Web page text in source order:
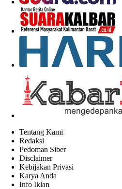
Tentang Kami
Redaksi
Pedoman Siber
Disclaimer
Kebijakan Privasi
Karya Anda
Info Iklan